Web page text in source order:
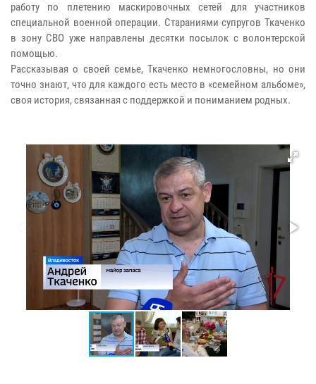
работу по плетению маскировочных сетей для участников
специальной военной операции. Стараниями супругов Ткаченко
в зону СВО уже направлены десятки посылок с волонтерской
помощью.
Рассказывая о своей семье, Ткаченко немногословны, но они
точно знают, что для каждого есть место в «семейном альбоме»,
своя история, связанная с поддержкой и пониманием родных.